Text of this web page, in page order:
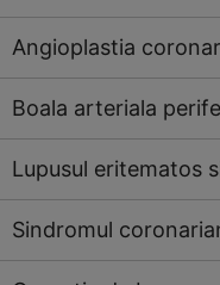
Angioplastia
Boala arteriala
Lupusul eritematos
Sindromul